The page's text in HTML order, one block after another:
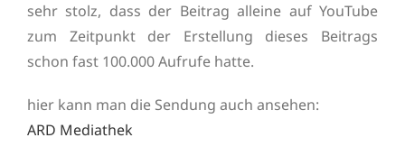
sehr stolz, dass der Beitrag alleine auf YouTube
zum Zeitpunkt der Erstellung dieses Beitrags
schon fast 100.000 Aufrufe hatte.
hier kann man die Sendung auch ansehen:
ARD Mediathek